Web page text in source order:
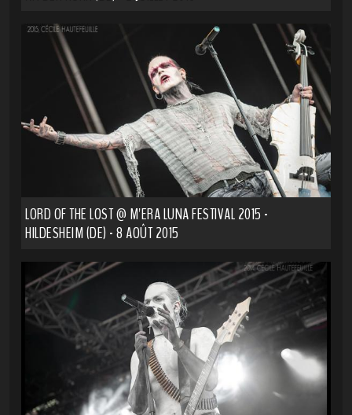
LORD OF THE LOST @ M'ERA LUNA FESTIVAL 2015 -
HILDESHEIM (DE) - 8 AOÛT 2015